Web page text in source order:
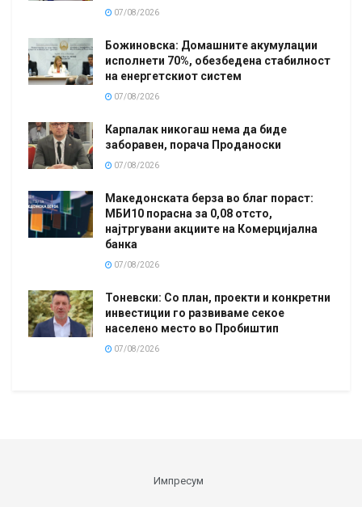
07/08/2026
Божиновска: Домашните акумулации
исполнети 70%, обезбедена стабилност
на енергетскиот систем
07/08/2026
Карпалак никогаш нема да биде
заборавен, порача Проданоски
07/08/2026
Македонската берза во благ пораст:
МБИ10 порасна за 0,08 отсто,
најтргувани акциите на Комерцијална
банка
07/08/2026
Тоневски: Со план, проекти и конкретни
инвестиции го развиваме секое
населено место во Пробиштип
07/08/2026
Импресум